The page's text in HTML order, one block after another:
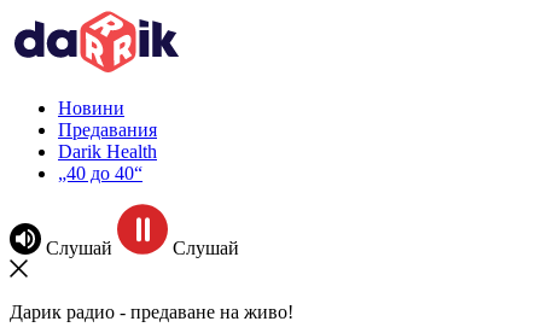
Новини
Предавания
Darik Health
„40 до 40“
Слушай Слушай
Дарик радио - предаване на живо!